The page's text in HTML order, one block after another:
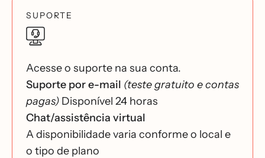
SUPORTE
Acesse o suporte na sua conta.
Suporte por e-mail (teste gratuito e contas
pagas) Disponível 24 horas
Chat/assistência virtual
A disponibilidade varia conforme o local e
o tipo de plano